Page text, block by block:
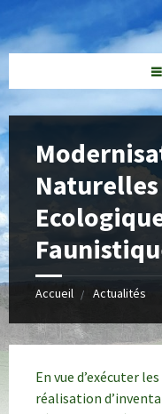
Accueil Actualités
En vue d’exécuter
réalisation